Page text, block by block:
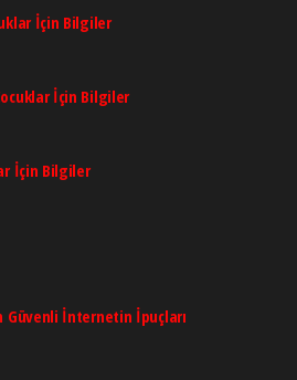
İçin Bilgiler
İçin Bilgiler
İçin Bilgiler
Güvenli İnternetin İpuçları